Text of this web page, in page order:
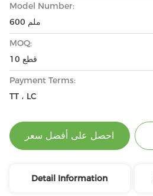
Model Number:
600 ملم
MOQ:
10 قطع
Payment Terms:
TT ، LC
احصل على أفضل سعر
Detail Information